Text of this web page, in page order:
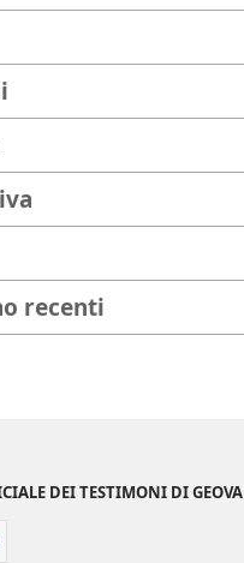
recenti
DEI TESTIMONI DI GEOVA